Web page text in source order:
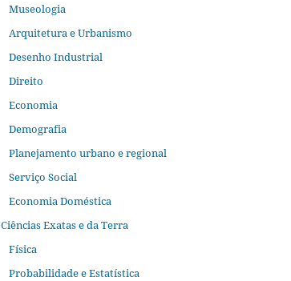
Museologia
Arquitetura e Urbanismo
Desenho Industrial
Direito
Economia
Demografia
Planejamento urbano e regional
Serviço Social
Economia Doméstica
Ciências Exatas e da Terra
Física
Probabilidade e Estatística